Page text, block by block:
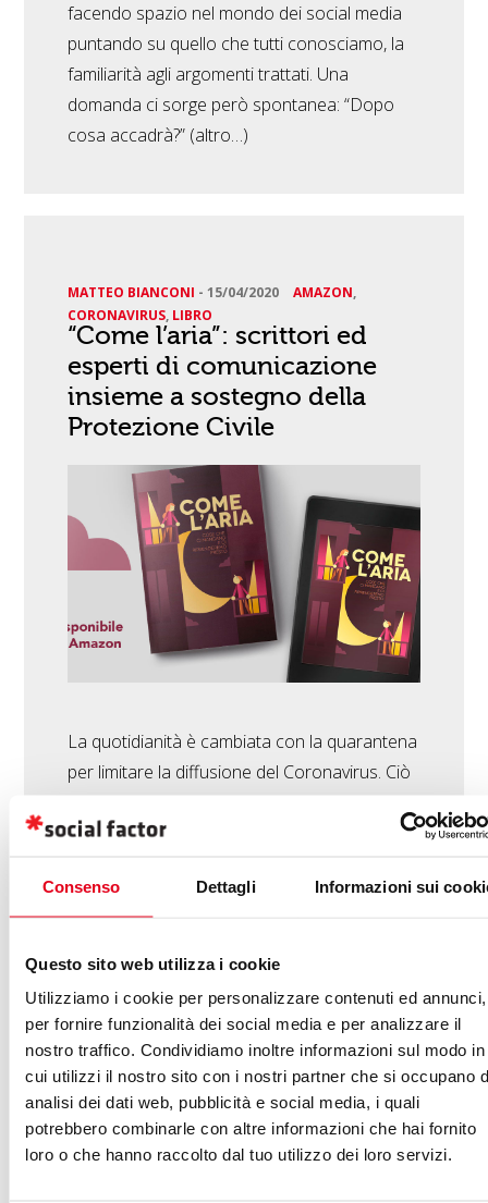
Consenso Dettagli Informazioni sui
Questo sito web utilizza i cookie
Utilizziamo i cookie per personalizzare contenuti ed annunci,
per fornire funzionalità dei social media e per analizzare il
nostro traffico. Condividiamo inoltre informazioni sul modo in
cui utilizzi il nostro sito con i nostri partner che si occupano
analisi dei dati web, pubblicità e social media, i quali
potrebbero combinarle con altre informazioni che hai fornito
loro o che hanno raccolto dal tuo utilizzo dei loro servizi.
facendo spazio nel mondo dei social media
puntando su quello che tutti conosciamo, la
familiarità agli argomenti trattati. Una
domanda ci sorge però spontanea: “Dopo
cosa accadrà?” (altro…)
MATTEO BIANCONI -15/04/2020 AMAZON,
CORONAVIRUS, LIBRO
“Come l’aria”: scrittori ed
esperti di comunicazione
insieme a sostegno della
Protezione Civile
La quotidianità è cambiata con la quarantena
per limitare la diffusione del Coronavirus. Ciò
che era normale ora lo ricerchiamo: ecco
"Come l'aria", un libro collettivo che ci ricorda
Il ricavato a sostegno delle attività del
Dipartimento della Protezione Civile
Nazionale. (altro…)
GIANLUCA CARRARESE-10/04/2020 CORONAVIRUS,
ECOMMERCE,SEO
eCommerce e coronavirus: